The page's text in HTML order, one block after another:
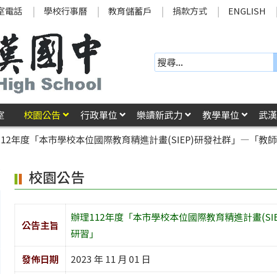
電話 學校行事曆 教育儲蓄戶 捐款方式 ENGLISH
校園公告 行政單位 樂讀新武力 教學單位 武
年度「本市學校本位國際教育精進計畫(SIEP)研發社群」—「教師
校園公告
公告主旨
辦理112年度「本市學校本位國際教育精進計畫
研習」
發佈日期
2023 年 11 月 01 日